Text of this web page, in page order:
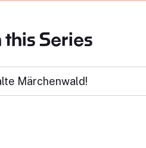
this Series
Märchenwald!